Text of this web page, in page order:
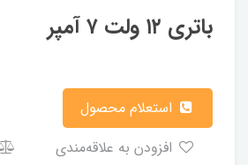
باتری ۱۲ ولت ۷ آمپر